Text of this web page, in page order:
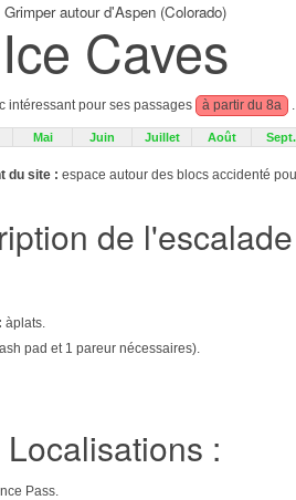
Grimper autour d'Aspen (Colorado)
Ice Caves
intéressant pour ses passages à partir du 8a .
Mai Juin Juillet Août Sept.
du site : espace autour des blocs accidenté
de
àplats.
pad et 1 pareur nécessaires).
Localisations :
Pass.